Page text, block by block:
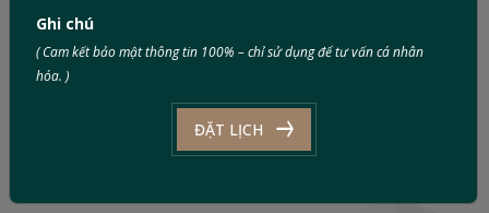
Số 1, Đường 623D, Phường Phước Long,
TP.HCM
0886 343 343
Ghi chú
( Cam kết bảo mật thông tin 100% – chỉ sử dụng để tư vấn cá nhân
hóa. )
ĐẶT LỊCH